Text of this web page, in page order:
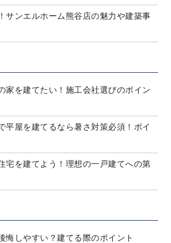
サンエルホーム熊谷店の魅力や建築事
家を建てたい！施工会社選びのポイン
平屋を建てるなら暑さ対策必須！ポイ
宅を建てよう！理想の一戸建てへの第
悔しやすい？建てる際のポイント